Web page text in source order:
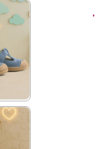
★ ★
1.399,90 ₺